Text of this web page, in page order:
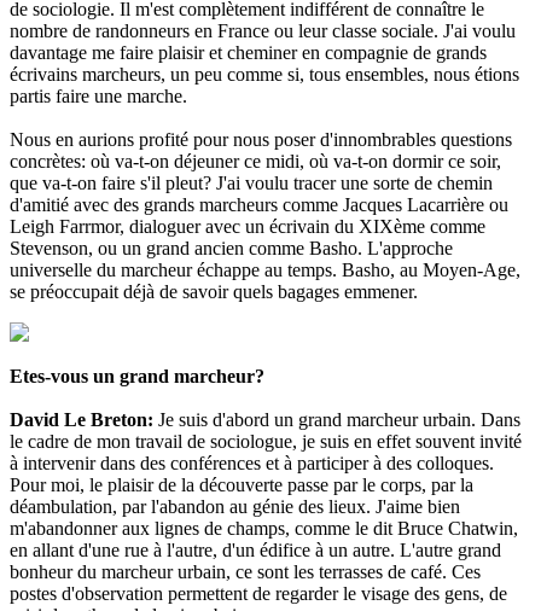
de sociologie. Il m'est complètement indifférent de connaître le
nombre de randonneurs en France ou leur classe sociale. J'ai voulu
davantage me faire plaisir et cheminer en compagnie de grands
écrivains marcheurs, un peu comme si, tous ensembles, nous étions
partis faire une marche.
Nous en aurions profité pour nous poser d'innombrables questions
concrètes: où va-t-on déjeuner ce midi, où va-t-on dormir ce soir,
que va-t-on faire s'il pleut? J'ai voulu tracer une sorte de chemin
d'amitié avec des grands marcheurs comme Jacques Lacarrière ou
Leigh Farrmor, dialoguer avec un écrivain du XIXème comme
Stevenson, ou un grand ancien comme Basho. L'approche
universelle du marcheur échappe au temps. Basho, au Moyen-Age,
se préoccupait déjà de savoir quels bagages emmener.
Etes-vous un grand marcheur?
David Le Breton: Je suis d'abord un grand marcheur urbain. Dans
le cadre de mon travail de sociologue, je suis en effet souvent invité
à intervenir dans des conférences et à participer à des colloques.
Pour moi, le plaisir de la découverte passe par le corps, par la
déambulation, par l'abandon au génie des lieux. J'aime bien
m'abandonner aux lignes de champs, comme le dit Bruce Chatwin,
en allant d'une rue à l'autre, d'un édifice à un autre. L'autre grand
bonheur du marcheur urbain, ce sont les terrasses de café. Ces
postes d'observation permettent de regarder le visage des gens, de